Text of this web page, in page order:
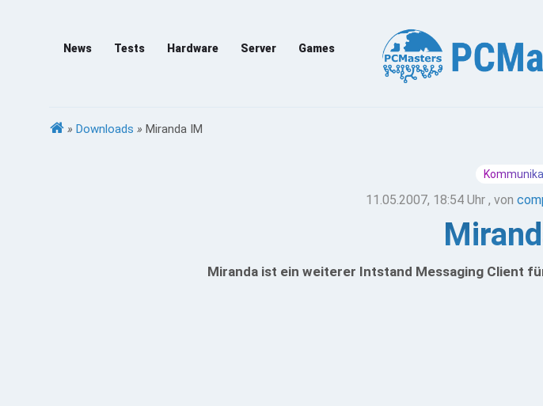
News Tests Hardware Server Games
» Downloads » Miranda IM
11.05.2007, 18:54 Uhr , von
Miranda ist ein weiterer Intstand Messaging Client für